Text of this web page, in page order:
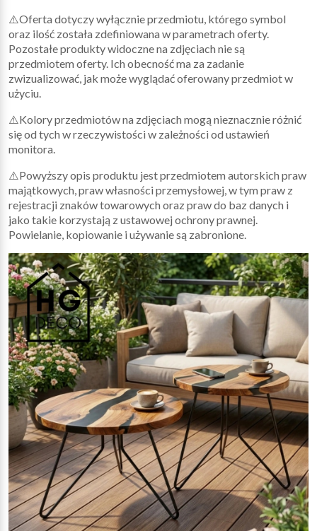
⚠️Oferta dotyczy wyłącznie przedmiotu, którego symbol
oraz ilość została zdefiniowana w parametrach oferty.
Pozostałe produkty widoczne na zdjęciach nie są
przedmiotem oferty. Ich obecność ma za zadanie
zwizualizować, jak może wyglądać oferowany przedmiot w
użyciu.
⚠️Kolory przedmiotów na zdjęciach mogą nieznacznie różnić
się od tych w rzeczywistości w zależności od ustawień
monitora.
⚠️Powyższy opis produktu jest przedmiotem autorskich praw
majątkowych, praw własności przemysłowej, w tym praw z
rejestracji znaków towarowych oraz praw do baz danych i
jako takie korzystają z ustawowej ochrony prawnej.
Powielanie, kopiowanie i używanie są zabronione.